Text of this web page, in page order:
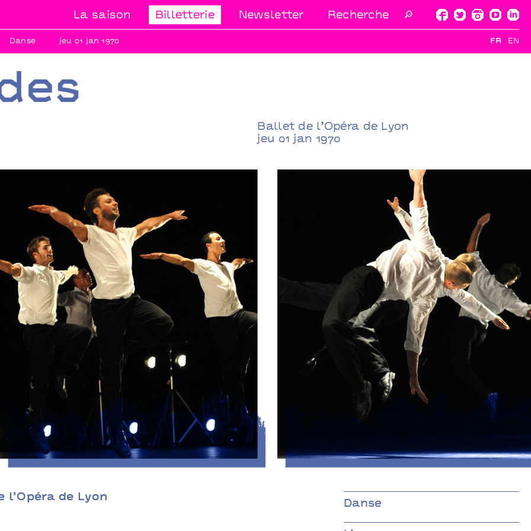
La saison Billetterie Newsletter 🔎
Danse jeu 01 jan 1970 FR EN
Ballet de l’Opéra de Lyon
jeu 01 jan 1970
l’Opéra de Lyon
Danse